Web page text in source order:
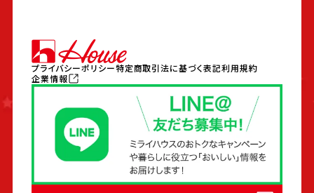
プライバシーポリシー特定商取引法に基づく表記利用規約
企業情報